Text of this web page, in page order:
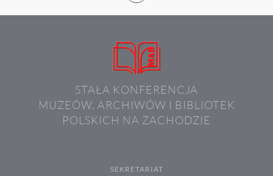
STAŁA KONFERENCJA
MUZEÓW, ARCHIWÓW I BIBLIOTEK
POLSKICH NA ZACHODZIE
SEKRETARIAT